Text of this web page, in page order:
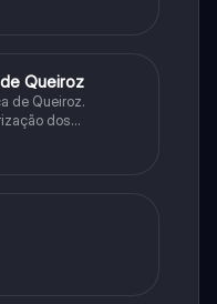
Queiroz
de Queiroz.
dos